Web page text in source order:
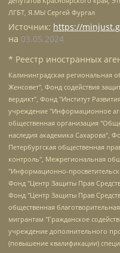
ЛГБТ, Я.МЫ Сергей Фургал
Источник: https://
на 03.05.2024
* Реестр иностранных
Калининградская региональная общественная организация "Экозащита!-Женсовет", Фонд содействия защите прав и свобод граждан "Общественный вердикт", Фонд "Институт Развития Свободы Информации", Частное учреждение "Информационное агентство МЕМО. РУ", Региональная общественная организация "Общественная комиссия по сохранению наследия академика Сахарова", Фонд поддержки свободы прессы, Санкт-Петербургская общественная правозащитная организация "Гражданский контроль", Межрегиональная общественная организация "Информационно-просветительский центр "Мемориал", Региональный Фонд "Центр Защиты Прав Средств Массовой Информации", с 05.12.2023 Фонд "Центр Защиты Прав Средств массовой информации", Региональная общественная благотворительная организация помощи беженцам и мигрантам "Гражданское содействие", Негосударственное образовательное учреждение дополнительного профессионального образования (повышение квалификации) специалистов "АКАДЕМИЯ ПО ПРАВАМ ЧЕЛОВЕКА", Свердловская региональная общественная организация "Сутяжник", Автономная некоммерческая организация "Центр независимых социологических исследований", Союз общественных объединений "Российский исследовательский центр по правам человека", Региональное общественное учреждение научно-информационный центр "МЕМОРИАЛ", Некоммерческая организация "Фонд защиты гласности", Автономная некоммерческая организация "Институт прав человека", Городская общественная организация "Екатеринбургское общество "МЕМОРИАЛ", Городская общественная организация "Рязанское историко-просветительское и правозащитное общество "Мемориал" (Рязанский Мемориал), Челябинский региональный орган общественной самодеятельности – женское общественное объединение "Женщины Евразии", Челябинский региональный орган общественной самодеятельности "Уральская правозащитная группа", Фонд содействия защите здоровья и социальной справедливости имени Андрея Рылькова, Автономная Некоммерческая Организация "Аналитический Центр Юрия Левады", Автономная некоммерческая организация социальной поддержки населения "Проект Апрель", Региональная общественная организация помощи женщинам и детям, находящимся в кризисной ситуации "Информационно-методический центр "Анна", Фонд содействия развитию массовых коммуникаций и правовому просвещению "Так-так-Так", Фонд содействия устойчивому развитию "Серебряная тайга", Свердловский региональный общественный фонд социальных проектов "Новое время", "Idel.Реалии", Кавказ.Реалии, Крым.Реалии, Телеканал Настоящее Время, Татаро-башкирская служба Радио Свобода (Azatliq Radiosi), Радио Свободная Европа/Радио Свобода (PCE/PC), "Сибирь.Реалии", "Фактограф", Благотворительный фонд помощи осужденным и их семьям, Автономная некоммерческая организация "Институт глобализации и социальных движений", Фонд "В защиту прав заключенных", Частное учреждение "Центр поддержки и содействия развитию средств массовой информации", Пензенский региональный общественный благотворительный фонд "Гражданский союз", "Север.Реалии", Некоммерческая организация Фонд "Правовая инициатива", Общество с ограниченной ответственностью "Радио Свободная Европа/Радио Свобода", Чешское информационное агентство "MEDIUM-ORIENT", Красноярская региональная общественная организация "Мы против СПИДа", Камалягин Денис Николаевич, Маркелов Сергей Евгеньевич, Пономарев Лев Александрович, Савицкая Людмила Алексеевна, Автономная некоммерческая организация "Центр по работе с проблемой насилия "НАСИЛИЮ.НЕТ", Межрегиональный профессиональный союз работников здравоохранения "Альянс врачей", Юридическое лицо, зарегистрированное в Латвийской Республике, SIA "Medusa Project" (регистрационный номер 40103797863, дата регистрации 10.06.2014), Некоммерческая организация "Фонд по борьбе с коррупцией", Автономная некоммерческая организация "Институт права и публичной политики", Баданин Роман Сергеевич, Гликин Максим Александрович, Железнова Мария Михайловна, Лукьянова Юлия Сергеевна, Маетная Елизавета Витальевна, Маняхин Петр Борисович, Чуракова Ольга Владимировна, Ярош Юлия Петровна, Юридическое лицо "The Insider SIA", зарегистрированное в Риге, Латвийская Республика (дата регистрации 26.06.2015), являющееся администратором доменного имени интернет-издания "The Insider SIA", https://theins.ru, Постернак Алексей Евгеньевич, Рубин Михаил Аркадьевич, Анин Роман Александрович, Юридическое лицо Istories fonds, зарегистрированное в Латвийской Республике (регистрационный номер 50008295751, дата регистрации 24.02.2020), Великовский Дмитрий Александрович, Долинина Ирина